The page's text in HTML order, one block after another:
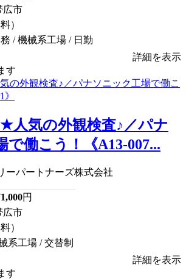
広市
）
/ 機械系工場 / 日勤
詳細を表示
す
人気の外観検査♪／パナ
で働こう！《A13-007...
ーパートナーズ株式会社
円
広市
）
系工場 / 交替制
詳細を表示
す